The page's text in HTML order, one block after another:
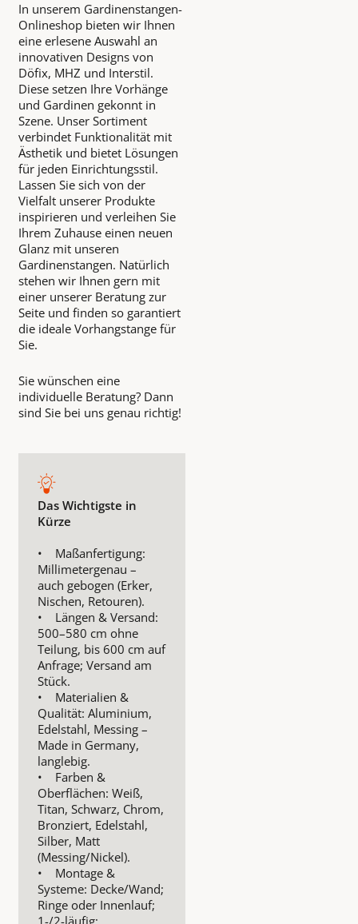
In unserem Gardinenstangen-
Onlineshop bieten wir Ihnen
eine erlesene Auswahl an
innovativen Designs von
Döfix, MHZ und Interstil.
Diese setzen Ihre Vorhänge
und Gardinen gekonnt in
Szene. Unser Sortiment
verbindet Funktionalität mit
Ästhetik und bietet Lösungen
für jeden Einrichtungsstil.
Lassen Sie sich von der
Vielfalt unserer Produkte
inspirieren und verleihen Sie
Ihrem Zuhause einen neuen
Glanz mit unseren
Gardinenstangen. Natürlich
stehen wir Ihnen gern mit
einer unserer Beratung zur
Seite und finden so garantiert
die ideale Vorhangstange für
Sie.
Sie wünschen eine
individuelle Beratung? Dann
sind Sie bei uns genau richtig!
Das Wichtigste in
Kürze
• Maßanfertigung:
Millimetergenau –
auch gebogen (Erker,
Nischen, Retouren).
• Längen & Versand:
500–580 cm ohne
Teilung, bis 600 cm auf
Anfrage; Versand am
Stück.
• Materialien &
Qualität: Aluminium,
Edelstahl, Messing –
Made in Germany,
langlebig.
• Farben &
Oberflächen: Weiß,
Titan, Schwarz, Chrom,
Bronziert, Edelstahl,
Silber, Matt
(Messing/Nickel).
• Montage &
Systeme: Decke/Wand;
Ringe oder Innenlauf;
1-/2-läufig;